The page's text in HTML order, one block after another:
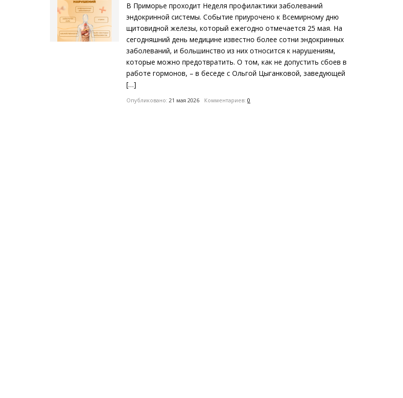
В Приморье проходит Неделя профилактики заболеваний
эндокринной системы. Событие приурочено к Всемирному дню
щитовидной железы, который ежегодно отмечается 25 мая. На
сегодняшний день медицине известно более сотни эндокринных
заболеваний, и большинство из них относится к нарушениям,
которые можно предотвратить. О том, как не допустить сбоев в
работе гормонов, – в беседе с Ольгой Цыганковой, заведующей
[…]
Опубликовано:21 мая 2026 Комментариев:0